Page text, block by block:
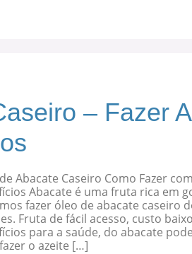
– Fazer
Abacate Caseiro Como Fazer
Abacate é uma fruta rica em
fazer óleo de abacate caseiro
Fruta de fácil acesso, custo
para a saúde, do abacate
o azeite […]